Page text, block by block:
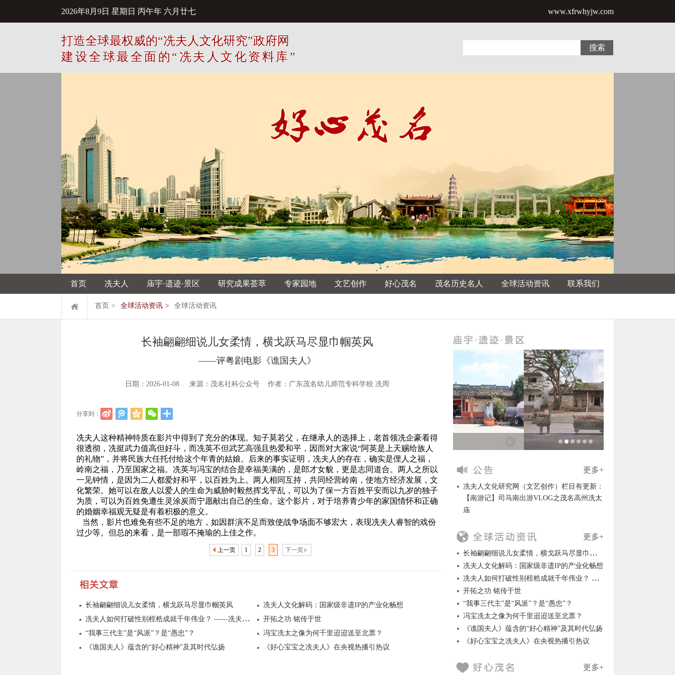
2026年8月9日 星期日 丙午年 六月廿七 www.xfrwhyjw.com
打造全球最权威的“冼夫人文化研究”政府网
建设全球最全面的“冼夫人文化资料库”
首页 冼夫人 庙宇·遗迹·景区 研究成果荟萃 专家园地 文艺创作 好心茂名 茂名历史名人 全球活动资讯 联系我们
首页 > 全球活动资讯 > 全球活动资讯
长袖翩翩细说儿女柔情，横戈跃马尽显巾帼英风
——评粤剧电影《谯国夫人》
日期：2026-01-08 来源：茂名社科公众号 作者：广东茂名幼儿师范专科学校 冼周
分享到：
冼夫人这种精神特质在影片中得到了充分的体现。知子莫若父，在继承人的选择上，老首领冼企豪看得
很透彻，冼挺武力值高但好斗，而冼英不但武艺高强且热爱和平，因而对大家说“阿英是上天赐给族人
的礼物”，并将民族大任托付给这个年青的姑娘。后来的事实证明，冼夫人的存在，确实是俚人之福，
岭南之福，乃至国家之福。冼英与冯宝的结合是幸福美满的，是郎才女貌，更是志同道合。两人之所以
一见钟情，是因为二人都爱好和平，以百姓为上。两人相同互持，共同经营岭南，使地方经济发展，文
化繁荣。她可以在敌人以爱人的生命为威胁时毅然挥戈平乱，可以为了保一方百姓平安而以九岁的独子
为质，可以为百姓免遭生灵涂炭而宁愿献出自己的生命。这个影片，对于培养青少年的家国情怀和正确
的婚姻幸福观无疑是有着积极的意义。
当然，影片也难免有些不足的地方，如因群演不足而致使战争场面不够宏大，表现冼夫人睿智的戏份
过少等。但总的来看，是一部瑕不掩瑜的上佳之作。
上一页 1 2 3 下一页
长袖翩翩细说儿女柔情，横戈跃马尽显巾帼英风 冼夫人文化解码：国家级非遗IP的产业化畅想
冼夫人如何打破性别桎梏成就千年伟业？ ——冼夫人威震岭南名垂千古的历史背景
开拓之功 铭传于世
“我事三代主”是“风派”？是“愚忠”？
冯宝冼太之像为何千里迢迢送至北票？
《谯国夫人》蕴含的“好心精神”及其时代弘扬
《好心宝宝之冼夫人》在央视热播引热议
更多+
冼夫人文化研究网（文艺创作）栏目有更新：
【南游记】司马南出游VLOG之茂名高州冼太
庙
更多+
长袖翩翩细说儿女柔情，横戈跃马尽显巾帼英风
冼夫人文化解码：国家级非遗IP的产业化畅想
冼夫人如何打破性别桎梏成就千年伟业？ ——冼夫人威震岭南名垂千古的历史背景
开拓之功 铭传于世
“我事三代主”是“风派”？是“愚忠”？
冯宝冼太之像为何千里迢迢送至北票？
《谯国夫人》蕴含的“好心精神”及其时代弘扬
《好心宝宝之冼夫人》在央视热播引热议
更多+